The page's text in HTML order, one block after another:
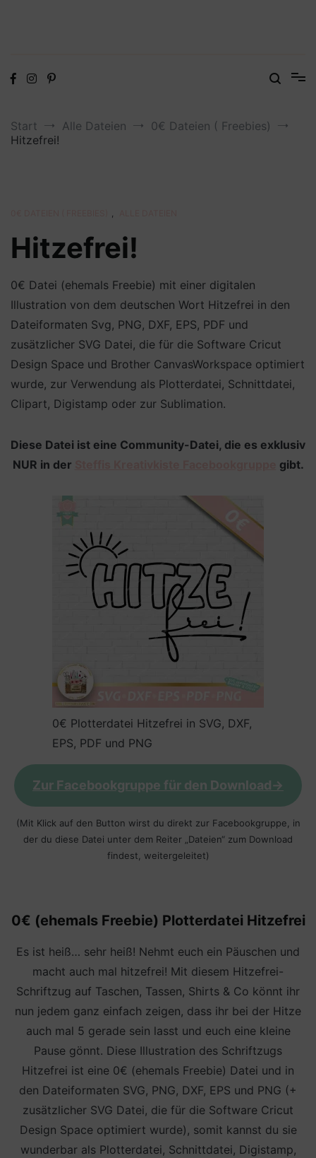
Start Alle Dateien
0€ Dateien ( Freebies)
Hitzefrei!
,
Hitzefrei!
0€ Datei (ehemals Freebie) mit einer digitalen
Illustration von dem deutschen Wort Hitzefrei in den
Dateiformaten Svg, PNG, DXF, EPS, PDF und
zusätzlicher SVG Datei, die für die Software Cricut
Design Space und Brother CanvasWorkspace optimiert
wurde, zur Verwendung als Plotterdatei, Schnittdatei,
Clipart, Digistamp oder zur Sublimation.
Diese Datei ist eine Community-Datei, die es exklusiv
NUR in der
gibt.
0€ Plotterdatei Hitzefrei in SVG, DXF,
EPS, PDF und PNG
Zur Facebookgruppe für den Download->
(Mit Klick auf den Button wirst du direkt zur Facebookgruppe, in
der du diese Datei unter dem Reiter „Dateien“ zum Download
findest, weitergeleitet)
0€ (ehemals Freebie) Plotterdatei Hitzefrei
Es ist heiß… sehr heiß! Nehmt euch ein Päuschen und
macht auch mal hitzefrei! Mit diesem Hitzefrei-
Schriftzug auf Taschen, Tassen, Shirts & Co könnt ihr
nun jedem ganz einfach zeigen, dass ihr bei der Hitze
auch mal 5 gerade sein lasst und euch eine kleine
Pause gönnt. Diese Illustration des Schriftzugs
Hitzefrei ist eine 0€ (ehemals Freebie) Datei und in
den Dateiformaten SVG, PNG, DXF, EPS und PNG (+
zusätzlicher SVG Datei, die für die Software Cricut
Design Space optimiert wurde), somit kannst du sie
wunderbar als Plotterdatei, Schnittdatei, Digistamp,